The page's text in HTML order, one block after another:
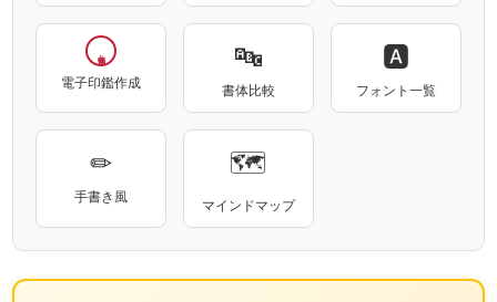
電子印鑑作成
🔤
書体比較
🅰
フォント一覧
✏
手書き風
🗺
マインドマップ